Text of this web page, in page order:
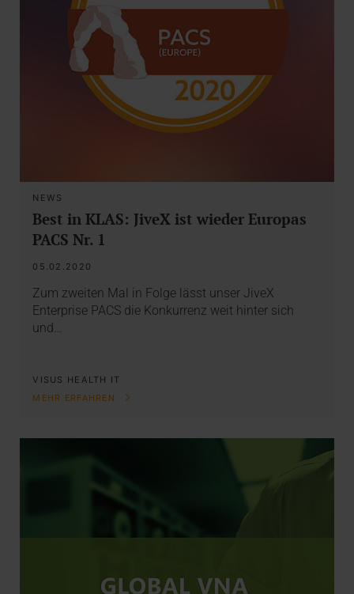
NEWS
Best in KLAS: JiveX ist wieder Europas
PACS Nr. 1
05.02.2020
Zum zweiten Mal in Folge lässt unser JiveX
Enterprise PACS die Konkurrenz weit hinter sich
und…
VISUS HEALTH IT
MEHR ERFAHREN